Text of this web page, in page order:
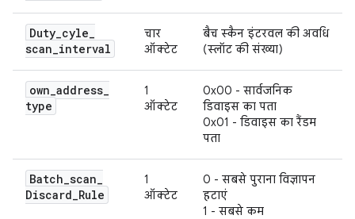
Duty_cyle_
scan_interval
चार
ऑक्टेट
बैच स्कैन इंटरवल की अवधि
(स्लॉट की संख्या)
own_address_
type
1
ऑक्टेट
0x00 - सार्वजनिक
डिवाइस का पता
0x01 - डिवाइस का रैंडम
पता
Batch_scan_
Discard_Rule
1
ऑक्टेट
0 - सबसे पुराना विज्ञापन
हटाएं
1 - सबसे कम